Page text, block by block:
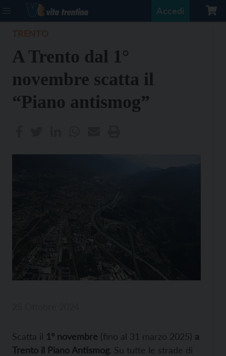
Accedi
A Trento dal 1°
novembre scatta il
“Piano antismog”
Scatta il 1° novembre (fino al 31 marzo 2025) a
Trento il Piano Antismog. Su tutte le strade di